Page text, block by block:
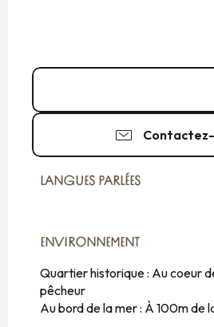
LANGUES PARLÉES
LANGUES PARLÉES
ENVIRONNEMENT
ENVIRONNEMENT
Quartier historique : Au coeur
pêcheur
Au bord de la mer : À 100m de